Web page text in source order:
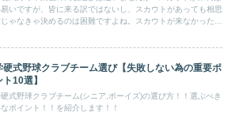
いですが、皆に来る訳ではないし、スカウトがあっても相思
ゃなきゃ決めるのは困難ですよね。スカウトが来なかった息
硬式野球クラブチーム選び【失敗しない為の重要ポ
ト10選】
式野球クラブチーム(シニア,ボーイズ)の選び方！！選ぶべき
ポイント！！を紹介します！！